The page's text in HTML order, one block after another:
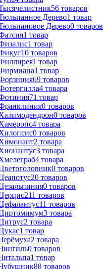
56 товаров
Дерево1 товар
Дерево0 товаров
1 товар
1 товар
10 товаров
1 товар
1 товар
69 товаров
4 товара
71 товар
0 товаров
0 товаров
4 товара
0 товаров
2 товара
3 товара
4 товара
0 товаров
20 товаров
0 товаров
211 товаров
11 товаров
3 товара
2 товара
1 товар
2 товара
0 товаров
1 товар
88 товаров